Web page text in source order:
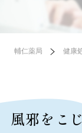
輔仁薬局 健康
風邪をこ